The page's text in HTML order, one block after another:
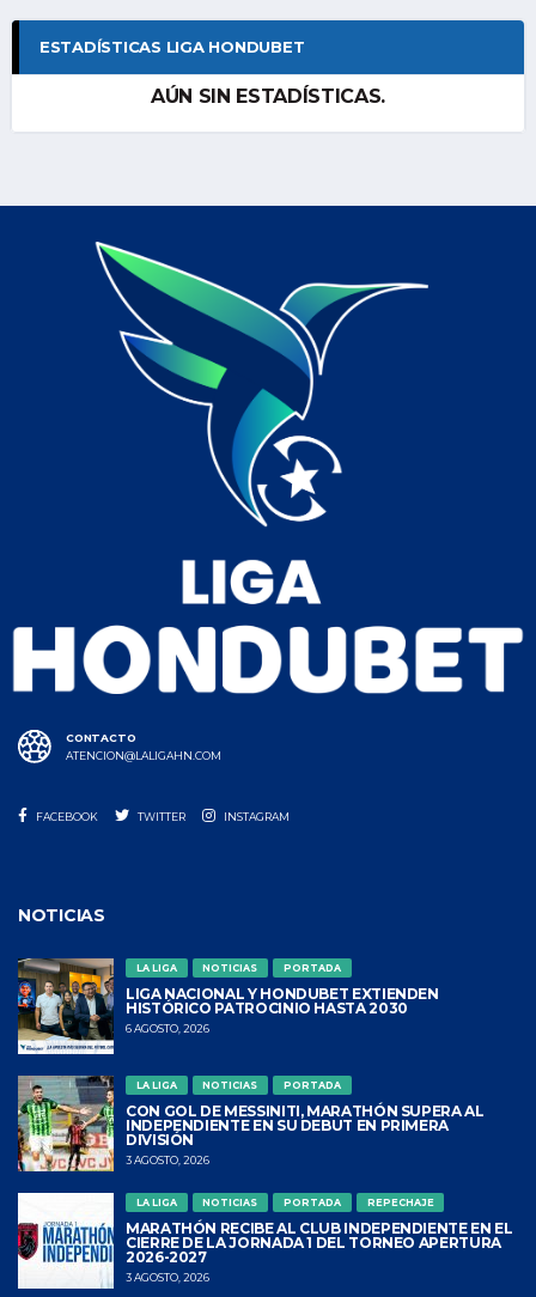
ESTADÍSTICAS LIGA HONDUBET
AÚN SIN ESTADÍSTICAS.
CONTACTO
ATENCION@LALIGAHN.COM
FACEBOOK TWITTER INSTAGRAM
NOTICIAS
LA LIGA NOTICIAS PORTADA
LIGA NACIONAL Y HONDUBET EXTIENDEN
HISTÓRICO PATROCINIO HASTA 2030
6 AGOSTO, 2026
LA LIGA NOTICIAS PORTADA
CON GOL DE MESSINITI, MARATHÓN SUPERA AL
INDEPENDIENTE EN SU DEBUT EN PRIMERA
DIVISIÓN
3 AGOSTO, 2026
LA LIGA NOTICIAS PORTADA REPECHAJE
MARATHÓN RECIBE AL CLUB INDEPENDIENTE EN EL
CIERRE DE LA JORNADA 1 DEL TORNEO APERTURA
2026-2027
3 AGOSTO, 2026